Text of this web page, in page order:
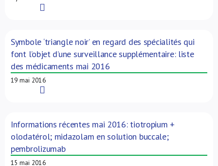
Symbole ‘triangle noir’ en regard des spécialités qui
font l’objet d’une surveillance supplémentaire: liste
des médicaments mai 2016
19 mai 2016
Informations récentes mai 2016: tiotropium +
olodatérol; midazolam en solution buccale;
pembrolizumab
15 mai 2016